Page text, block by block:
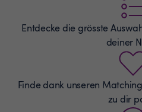
Entdecke die grösste
deiner
Finde dank unseren
zu dir